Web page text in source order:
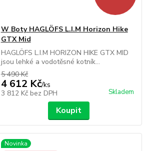
W Boty HAGLÖFS L.I.M Horizon Hike
GTX Mid
HAGLÖFS L.I.M HORIZON HIKE GTX MID
jsou lehké a vodotěsné kotník...
5 490 Kč
4 612 Kč/ks
3 812 Kč bez DPH Skladem
Koupit
Novinka